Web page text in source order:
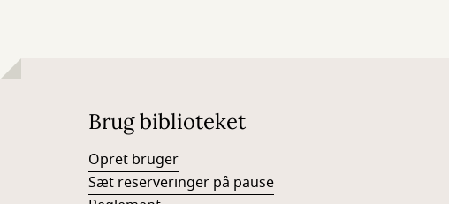
Brug biblioteket
Opret bruger
Sæt reserveringer på pause